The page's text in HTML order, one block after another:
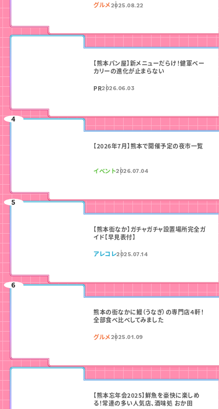
グルメ2025.08.22
【熊本パン屋】新メニューだらけ！健軍ベー
カリーの進化が止まらない
PR2026.06.03
【2026年7月】熊本で開催予定の夜市一覧
イベント2026.07.04
【熊本街なか】ガチャガチャ設置場所完全ガ
イド【早見表付】
アレコレ2025.07.14
熊本の街なかに鰻（うなぎ）の専門店４軒！
全部食べ比べしてみました
グルメ2025.01.09
【熊本忘年会2025】鮮魚を豪快に楽しめ
る！常連の多い人気店、酒味処 おか田